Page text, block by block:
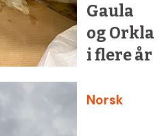
Gaula
og Orkla
i flere år
Norsk